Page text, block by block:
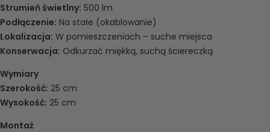
Strumień świetlny: 500 lm
Podłączenie: Na stałe (okablowanie)
Lokalizacja: W pomieszczeniach – suche miejsca
Konserwacja: Odkurzać miękką, suchą ściereczką
Wymiary
Szerokość: 25 cm
Wysokość: 25 cm
Montaż